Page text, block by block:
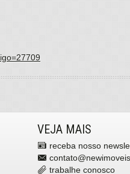
VEJA MAIS
receba nosso
trabalhe conosco